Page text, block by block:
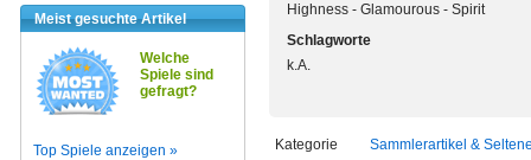
Meist gesuchte Artikel
Welche
Spiele sind
gefragt?
Top Spiele anzeigen »
Highness - Glamourous - Spirit
Schlagworte
k.A.
Kategorie Sammlerartikel &